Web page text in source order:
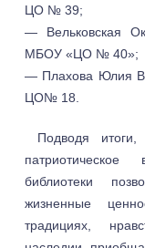
ЦО № 39;
— Вельковская
МБОУ «ЦО № 40»;
— Плахова Юлия
ЦО№ 18.
Подводя итоги,
библиотеки
жизненные
традициях,